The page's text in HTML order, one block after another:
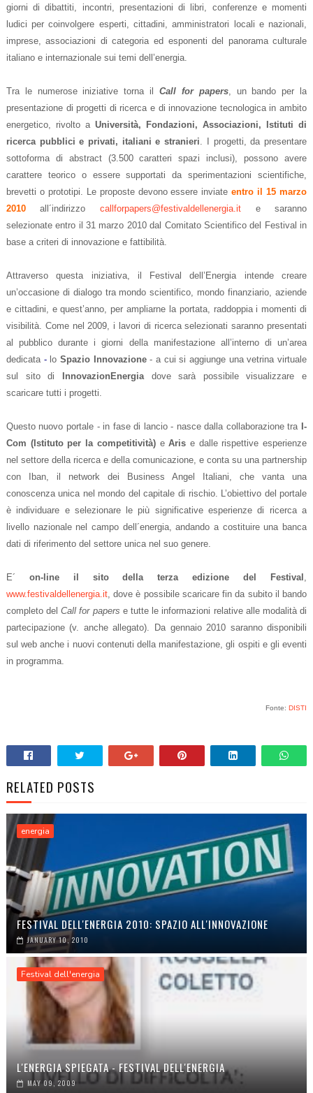
giorni di dibattiti, incontri, presentazioni di libri, conferenze e momenti
ludici per coinvolgere esperti, cittadini, amministratori locali e nazionali,
imprese, associazioni di categoria ed esponenti del panorama culturale
italiano e internazionale sui temi dell’energia.
Tra le numerose iniziative torna il Call for papers, un bando per la
presentazione di progetti di ricerca e di innovazione tecnologica in ambito
energetico, rivolto a Università, Fondazioni, Associazioni, Istituti di
ricerca pubblici e privati, italiani e stranieri . I progetti, da presentare
sottoforma di abstract (3.500 caratteri spazi inclusi), possono avere
carattere teorico o essere supportati da sperimentazioni scientifiche,
brevetti o prototipi. Le proposte devono essere inviateentro il
15 marzo
2010all´indirizzo callforpapers@festivaldellenergia.it e saranno
selezionate entro il 31 marzo 2010 dal Comitato Scientifico del Festival in
base a criteri di innovazione e fattibilità.
Attraverso questa iniziativa, il Festival dell’Energia intende creare
un’occasione di dialogo tra mondo scientifico, mondo finanziario, aziende
e cittadini, e quest’anno, per ampliarne la portata, raddoppia i momenti di
visibilità. Come nel 2009, i lavori di ricerca selezionati saranno presentati
al pubblico durante i giorni della manifestazione all’interno di un’area
dedicata -lo Spazio Innovazione- a cui si aggiunge una vetrina virtuale
sul sito di
InnovazionEnergia dove sarà possibile visualizzare e
scaricare tutti i progetti.
Questo nuovo portale - in fase di lancio - nasce dalla collaborazione tra I-
Com (Istituto per la competitività) eAris e dalle rispettive esperienze
nel settore della ricerca e della comunicazione, e conta su una partnership
con Iban, il network dei Business Angel Italiani, che vanta una
conoscenza unica nel mondo del capitale di rischio. L’obiettivo del portale
è individuare e selezionare le più significative esperienze di ricerca a
livello nazionale nel campo dell´energia, andando a costituire una banca
dati di riferimento del settore unica nel suo genere.
E´ on-line il sito della terza edizione del Festival
www.festivaldellenergia.it, dove è possibile scaricare fin da subito il bando
completo delCall for papers e tutte le informazioni relative alle modalità di
partecipazione (v. anche allegato). Da gennaio 2010 saranno disponibili
sul web anche i nuovi contenuti della manifestazione, gli ospiti e gli eventi
in programma.
Fonte:DISTI
RELATED POSTS
energia
FESTIVAL DELL'ENERGIA 2010: SPAZIO ALL'INNOVAZIONE
JANUARY 10, 2010
Festival dell'energia
L'ENERGIA SPIEGATA - FESTIVAL DELL'ENERGIA
MAY 09, 2009